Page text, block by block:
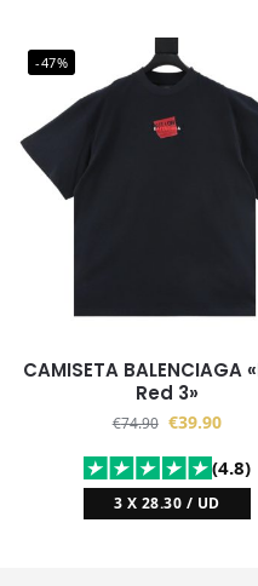
-47%
CAMISETA BALENCIAGA
Red 3»
€74.90 €39.90
(4.8)
3 X 28.30 / UD